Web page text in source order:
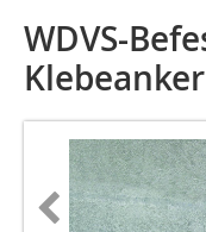
WDVS-